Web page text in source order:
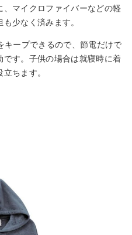
、マイクロファイバーなどの軽
少なく済みます。
ープできるので、節電だけで
す。子供の場合は就寝時に着
ちます。